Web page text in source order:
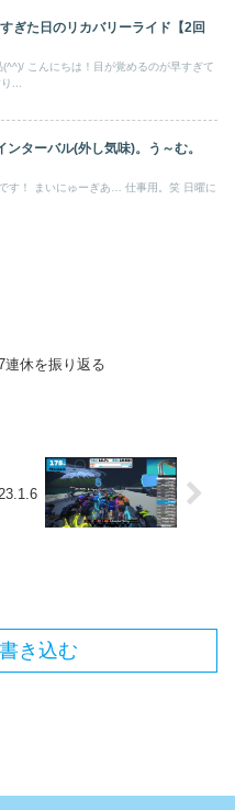
ぎた日のリカバリーライド【2回
早すぎて
...
ンターバル(外し気味)。う～む。
。笑 日曜に
連休を振り返る
き込む